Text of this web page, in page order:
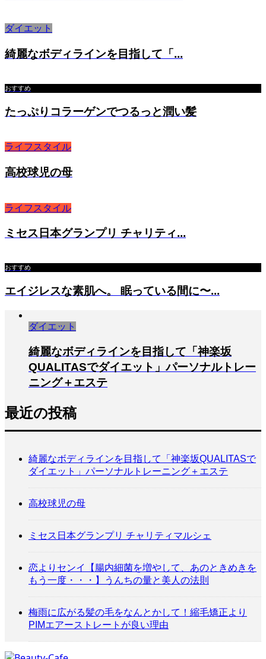
ダイエット
綺麗なボディラインを目指して「...
おすすめ
たっぷりコラーゲンでつるっと潤い髪
ライフスタイル
高校球児の母
ライフスタイル
ミセス日本グランプリ チャリティ...
おすすめ
エイジレスな素肌へ。 眠っている間に〜...
ダイエット
綺麗なボディラインを目指して「神楽坂
QUALITASでダイエット」パーソナルトレー
ニング＋エステ
最近の投稿
綺麗なボディラインを目指して「神楽坂QUALITASで
ダイエット」パーソナルトレーニング＋エステ
高校球児の母
ミセス日本グランプリ チャリティマルシェ
恋よりセンイ【腸内細菌を増やして、あのときめきを
もう一度・・・】うんちの量と美人の法則
梅雨に広がる髪の毛をなんとかして！縮毛矯正より
PIMエアーストレートが良い理由